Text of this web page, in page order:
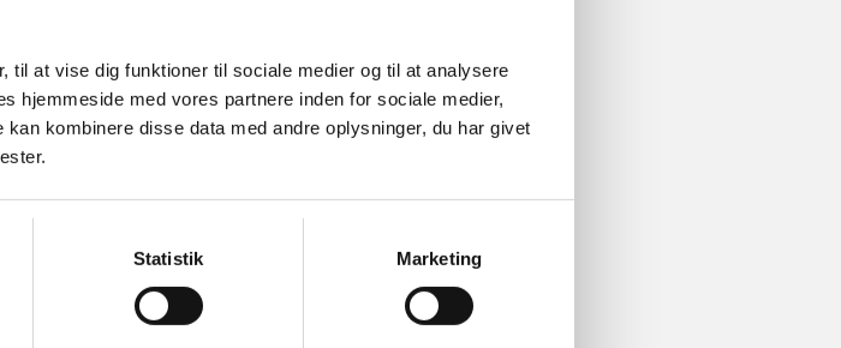
til at vise dig funktioner til sociale medier og til at analysere
hjemmeside med vores partnere inden for sociale medier,
kombinere disse data med andre oplysninger, du har givet
Statistik Marketing
hours Christmas and
Professionals
Social events
Tournament and handicap